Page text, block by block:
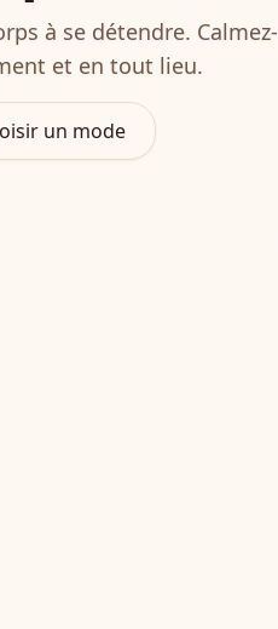
à se détendre. Calmez-
et en tout lieu.
un mode